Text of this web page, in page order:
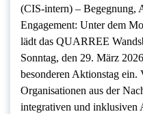
(CIS-intern) – Begegnung,
Engagement: Unter dem
lädt das QUARREE
Sonntag, den 29. März
besonderen Aktionstag ein.
Organisationen aus der
integrativen und inklusiven